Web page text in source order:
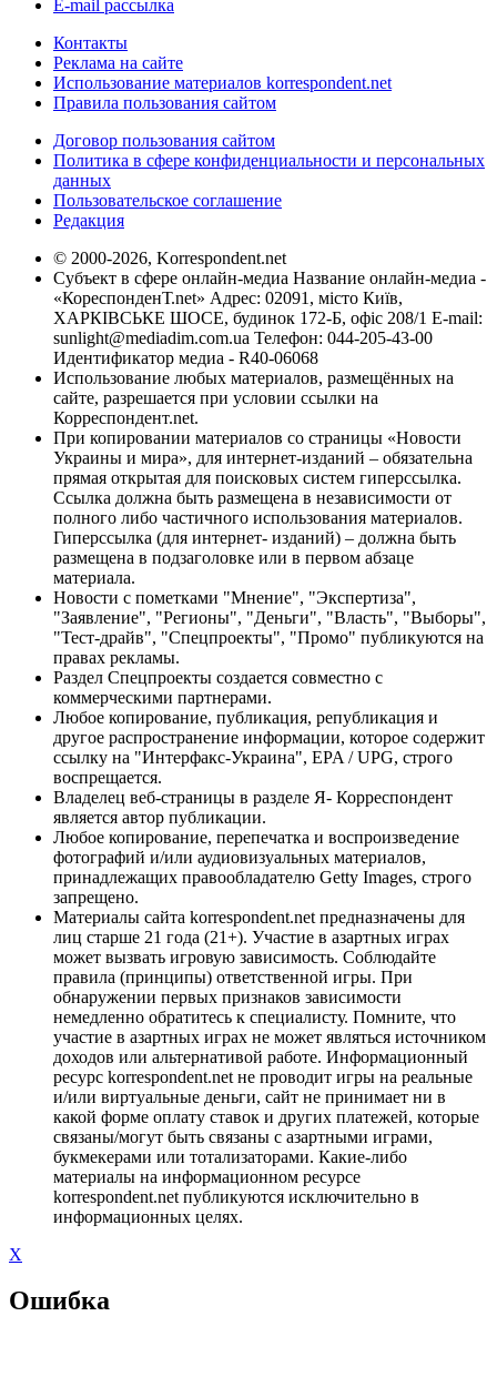
E-mail рассылка
Контакты
Реклама на сайте
Использование материалов korrespondent.net
Правила пользования сайтом
Договор пользования сайтом
Политика в сфере конфиденциальности и персональных
данных
Пользовательское соглашение
Редакция
© 2000-2026, Korrespondent.net
Субъект в сфере онлайн-медиа Название онлайн-медиа -
«КореспонденТ.net» Адрес: 02091, місто Київ,
ХАРКІВСЬКЕ ШОСЕ, будинок 172-Б, офіс 208/1 E-mail:
sunlight@mediadim.com.ua Телефон: 044-205-43-00
Идентификатор медиа - R40-06068
Использование любых материалов, размещённых на
сайте, разрешается при условии ссылки на
Корреспондент.net.
При копировании материалов со страницы «Новости
Украины и мира», для интернет-изданий – обязательна
прямая открытая для поисковых систем гиперссылка.
Ссылка должна быть размещена в независимости от
полного либо частичного использования материалов.
Гиперссылка (для интернет- изданий) – должна быть
размещена в подзаголовке или в первом абзаце
материала.
Новости с пометками "Мнение", "Экспертиза",
"Заявление", "Регионы", "Деньги", "Власть", "Выборы",
"Тест-драйв", "Спецпроекты", "Промо" публикуются на
правах рекламы.
Раздел Спецпроекты создается совместно с
коммерческими партнерами.
Любое копирование, публикация, републикация и
другое распространение информации, которое содержит
ссылку на "Интерфакс-Украина", EPA / UPG, строго
воспрещается.
Владелец веб-страницы в разделе Я- Корреспондент
является автор публикации.
Любое копирование, перепечатка и воспроизведение
фотографий и/или аудиовизуальных материалов,
принадлежащих правообладателю Getty Images, строго
запрещено.
Материалы сайта korrespondent.net предназначены для
лиц старше 21 года (21+). Участие в азартных играх
может вызвать игровую зависимость. Соблюдайте
правила (принципы) ответственной игры. При
обнаружении первых признаков зависимости
немедленно обратитесь к специалисту. Помните, что
участие в азартных играх не может являться источником
доходов или альтернативой работе. Информационный
ресурс korrespondent.net не проводит игры на реальные
и/или виртуальные деньги, сайт не принимает ни в
какой форме оплату ставок и других платежей, которые
связаны/могут быть связаны с азартными играми,
букмекерами или тотализаторами. Какие-либо
материалы на информационном ресурсе
korrespondent.net публикуются исключительно в
информационных целях.
X
Ошибка